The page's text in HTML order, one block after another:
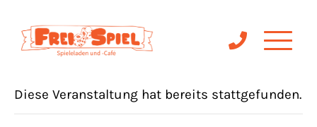
« Alle Veranstaltungen
Diese Veranstaltung hat bereits stattgefunden.